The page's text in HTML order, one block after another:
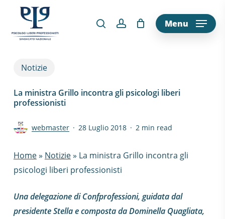
main
Menu
Notizie
La ministra Grillo incontra gli psicologi liberi
professionisti
webmaster 28 Luglio 2018 2 min read
Home» Notizie» La ministra Grillo incontra gli
psicologi liberi professionisti
Una delegazione di Confprofessioni, guidata dal
presidente Stella e composta da Dominella Quagliata,